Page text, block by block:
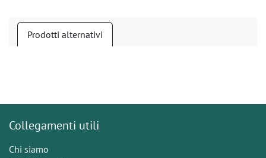
Prodotti alternativi
Collegamenti utili
Chi siamo